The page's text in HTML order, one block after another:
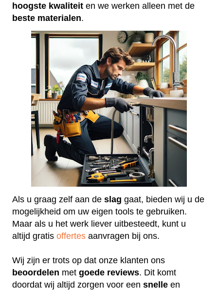
hoogste kwaliteit en we werken alleen met de
beste materialen.
Als u graag zelf aan de slag gaat, bieden wij u de
mogelijkheid om uw eigen tools te gebruiken.
Maar als u het werk liever uitbesteedt, kunt u
altijd gratis offertes aanvragen bij ons.
Wij zijn er trots op dat onze klanten ons
beoordelen met goede reviews. Dit komt
doordat wij altijd zorgen voor een snelle en